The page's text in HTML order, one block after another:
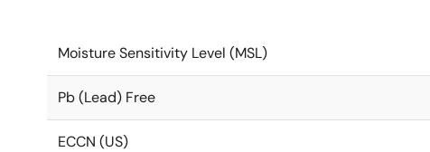
Moisture Sensitivity Level (MSL)
Pb (Lead) Free
ECCN (US)